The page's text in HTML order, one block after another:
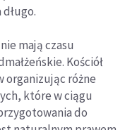
mają czasu
Kościół
organizując różne
które w ciągu
do